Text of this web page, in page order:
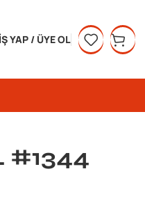
YAP / ÜYE OL
#1344